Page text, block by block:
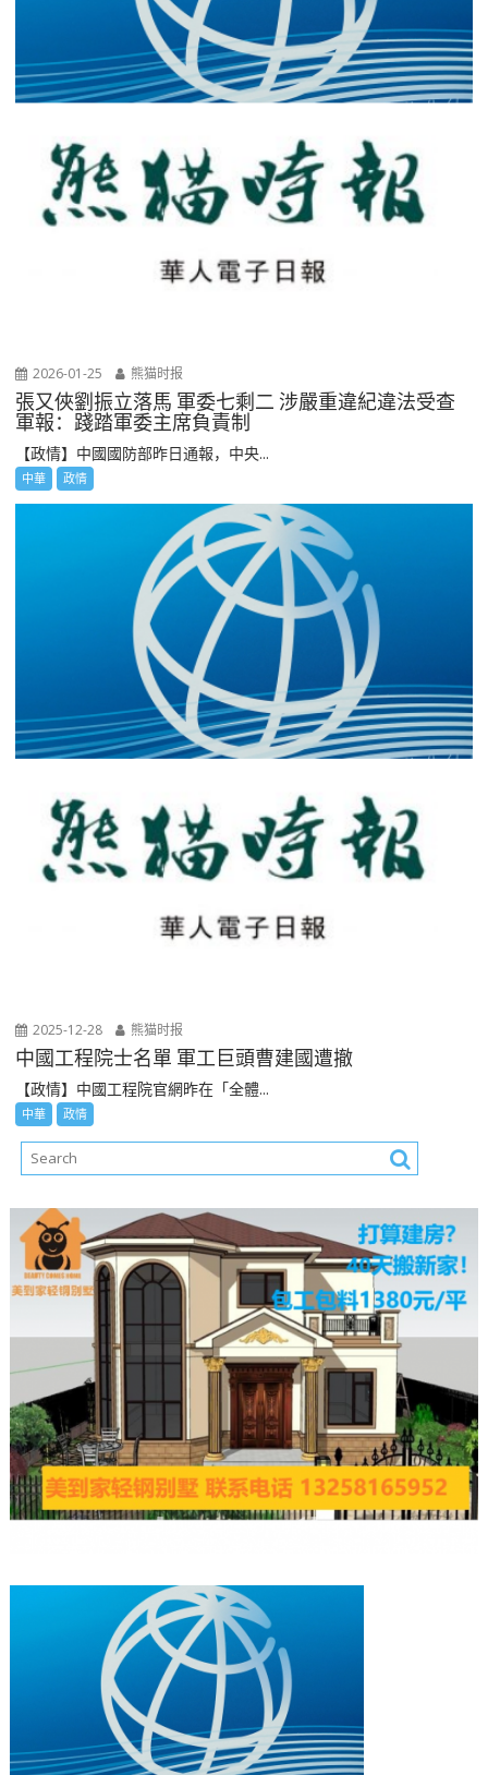
2026-01-25 熊猫时报
張又俠劉振立落馬 軍委七剩二 涉嚴重違紀違法受查
軍報：踐踏軍委主席負責制
【政情】中國國防部昨日通報，中央...
中華 政情
2025-12-28 熊猫时报
中國工程院士名單 軍工巨頭曹建國遭撤
【政情】中國工程院官網昨在「全體...
中華 政情